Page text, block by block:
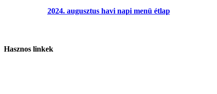
2024. augusztus havi napi menü étlap
Hasznos linkek